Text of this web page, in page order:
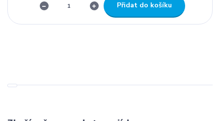
Přidat do košíku